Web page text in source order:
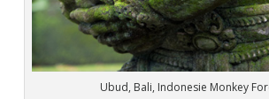
Ubud, Bali, Indonesie Monkey